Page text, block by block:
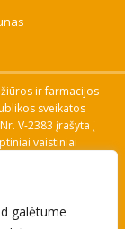
galėtume
ir farmacijos
sveikatos
V-2383 įrašyta į
vaistiniai
ir medicinos
Sveikatos
apie įtariamą